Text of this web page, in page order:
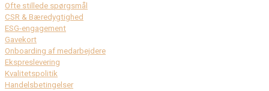
Ofte stillede spørgsmål
CSR & Bæredygtighed
ESG-engagement
Gavekort
Onboarding af medarbejdere
Ekspreslevering
Kvalitetspolitik
Handelsbetingelser